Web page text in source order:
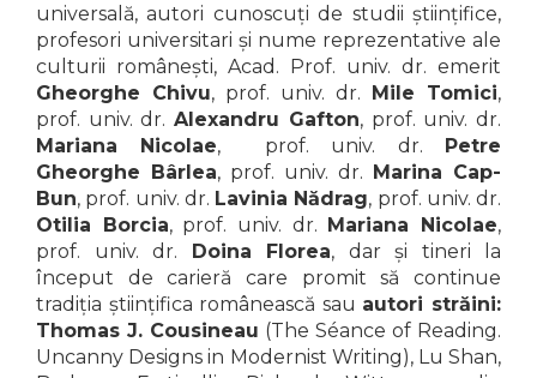
ȘTIINȚE ECONOMICE
ȘTIINȚE EXACTE
EDUCAȚIE FIZICĂ ȘI SPORT
PREUNIVERSITARIA
TIMP LIBER
ÎN CURS DE APARIȚIE
NOUTĂȚI
PACHETE DE STUDIU
PROMOȚIILE LUNII
ULTIMELE EXEMPLARE
Livrare
Politica de Retur
Formular de Retur
Distribuitori
universală, autori cunoscuți de studii științifice,
profesori universitari și nume reprezentative ale
culturii românești, Acad. Prof. univ. dr. emerit
Gheorghe Chivu, prof. univ. dr. Mile Tomici,
prof. univ. dr.Alexandru Gafton, prof. univ. dr.
Mariana Nicolae, prof. univ. dr. Petre
Gheorghe Bârlea, prof. univ. dr. Marina Cap-
Bun, prof. univ. dr. Lavinia Nădrag, prof. univ. dr.
Otilia Borcia, prof. univ. dr. Mariana Nicolae,
prof. univ. dr. Doina Florea, dar și tineri la
început de carieră care promit să continue
tradiția științifica românească sau autori străini:
Thomas J. Cousineau (The Séance of Reading.
Uncanny Designs in Modernist Writing), Lu Shan,